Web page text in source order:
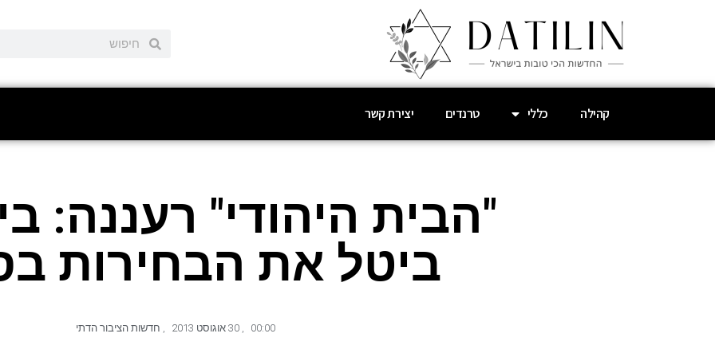
קהילה כללי טרנדים יצירת קשר
"הבית היהודי" רעננה:
ביטל את הבחירות
00:00
,
, חדשות הציבור הדתי